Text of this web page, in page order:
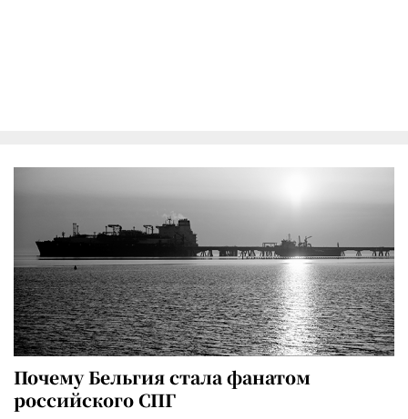
Почему Бельгия стала фанатом
российского СПГ